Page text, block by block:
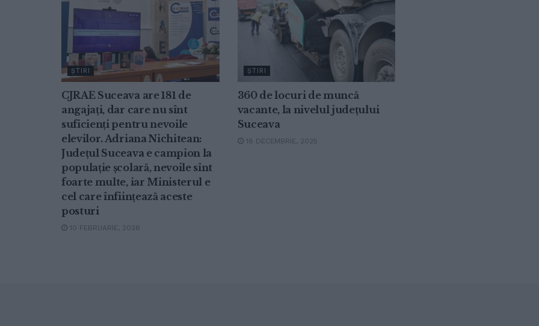
ŞTIRI
CJRAE Suceava are 181 de
angajați, dar care nu sînt
suficienți pentru nevoile
elevilor. Adriana Nichitean:
Județul Suceava e campion la
populație școlară, nevoile sînt
foarte multe, iar Ministerul e
cel care înființează aceste
posturi
10 FEBRUARIE, 2026
ŞTIRI
360 de locuri de muncă
vacante, la nivelul județului
Suceava
18 DECEMBRIE, 2025